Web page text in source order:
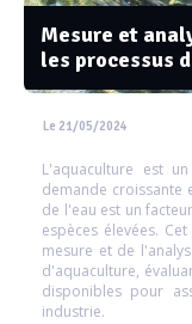
Mesure et
les processus
Le 21/05/2024
L'aquaculture est
demande croissante
de l'eau est un
espèces élevées.
mesure et de
d'aquaculture,
disponibles pour
industrie.